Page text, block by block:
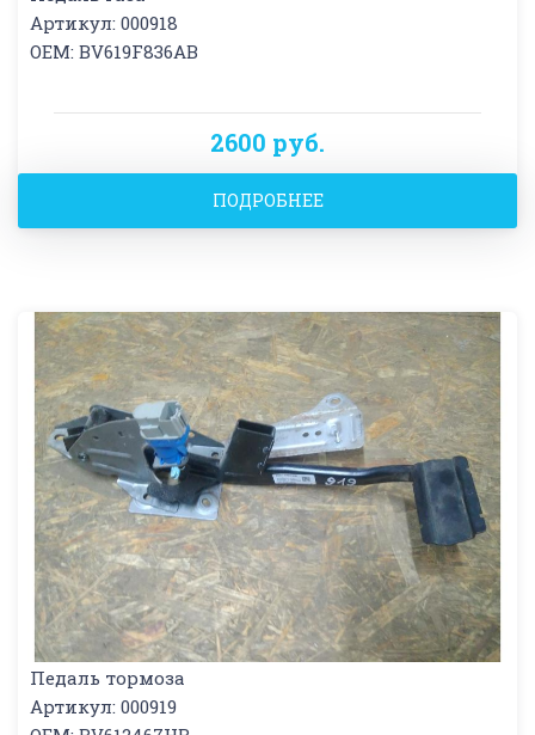
Артикул: 000918
OEM: BV619F836AB
2600 руб.
ПОДРОБНЕЕ
Педаль тормоза
Артикул: 000919